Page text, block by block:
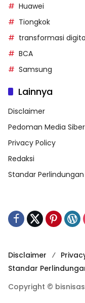
Huawei
Tiongkok
transformasi
BCA
Samsung
Lainnya
Disclaimer
Pedoman Media Siber
Privacy Policy
Redaksi
Standar
Disclaimer
Standar
Copyright ©